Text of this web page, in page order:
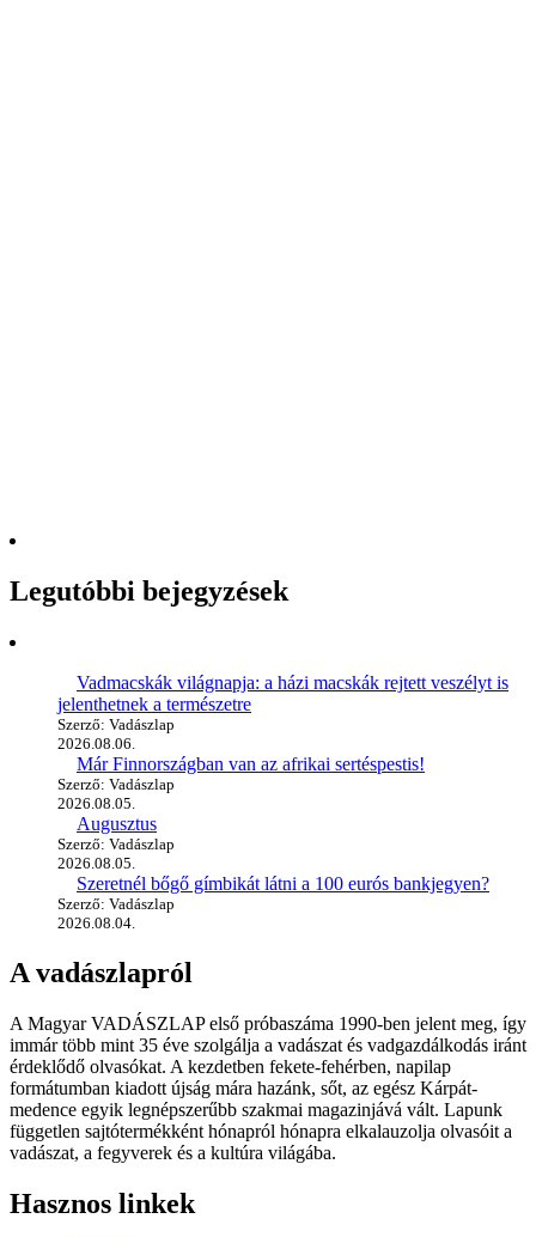
Legutóbbi bejegyzések
Vadmacskák világnapja: a házi macskák rejtett veszélyt is
jelenthetnek a természetre
Szerző: Vadászlap
2026.08.06.
Már Finnországban van az afrikai sertéspestis!
Szerző: Vadászlap
2026.08.05.
Augusztus
Szerző: Vadászlap
2026.08.05.
Szeretnél bőgő gímbikát látni a 100 eurós bankjegyen?
Szerző: Vadászlap
2026.08.04.
A vadászlapról
A Magyar VADÁSZLAP első próbaszáma 1990-ben jelent meg, így
immár több mint 35 éve szolgálja a vadászat és vadgazdálkodás iránt
érdeklődő olvasókat. A kezdetben fekete-fehérben, napilap
formátumban kiadott újság mára hazánk, sőt, az egész Kárpát-
medence egyik legnépszerűbb szakmai magazinjává vált. Lapunk
független sajtótermékként hónapról hónapra elkalauzolja olvasóit a
vadászat, a fegyverek és a kultúra világába.
Hasznos linkek